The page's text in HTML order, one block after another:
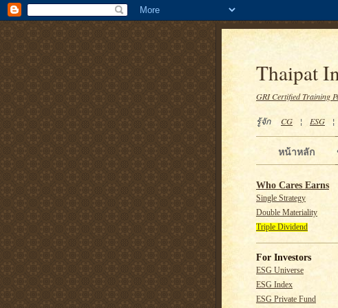
Thaipat
GRI Certified Training
รู้จัก CG ¦ ESG ¦
หน้าหลัก
Who Cares Earns
Single Strategy
Double Materiality
Triple Dividend
For Investors
ESG Universe
ESG Index
ESG Private Fund